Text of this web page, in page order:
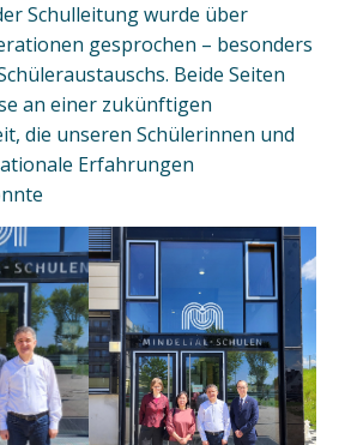
Schulleitung wurde über
gesprochen – besonders
Beide Seiten
an einer zukünftigen
die unseren Schülerinnen und
Erfahrungen